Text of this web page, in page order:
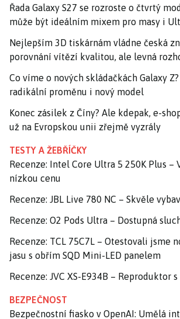
Řada Galaxy S27 se rozroste o čtvrtý
může být ideálním mixem pro masy i
Nejlepším 3D tiskárnám vládne česká
porovnání vítězí kvalitou, ale levná
Co víme o nových skládačkách Galaxy
radikální proměnu i nový model
Konec zásilek z Číny? Ale kdepak, e-
už na Evropskou unii zřejmě vyzrály
TESTY A ŽEBŘÍČKY
Recenze: Intel Core Ultra 5 250K Plus –
nízkou cenu
Recenze: JBL Live 780 NC – Skvěle
Recenze: O2 Pods Ultra – Dostupná
Recenze: TCL 75C7L – Otestovali jsme
jasu s obřím SQD Mini-LED panelem
Recenze: JVC XS-E934B – Reproduktor
BEZPEČNOST
Bezpečnostní fiasko v OpenAI: Umělá